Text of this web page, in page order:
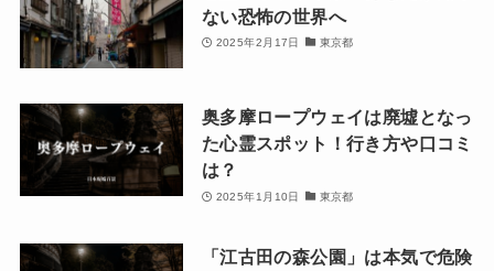
ない恐怖の世界へ
2025年2月17日 東京都
奥多摩ロープウェイは廃墟となっ
た心霊スポット！行き方や口コミ
は？
2025年1月10日 東京都
「江古田の森公園」は本気で危険